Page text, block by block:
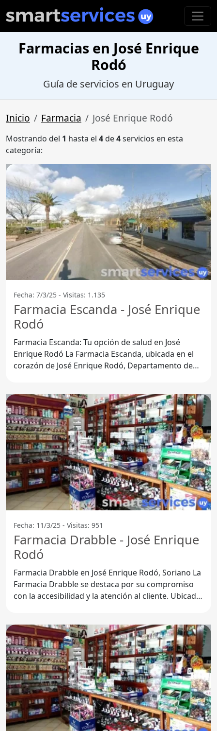
Farmacias en José Enrique
Rodó
Guía de servicios en Uruguay
Inicio Farmacia José Enrique Rodó
Mostrando del 1 hasta el 4de4servicios en esta
categoría:
Fecha: 7/3/25 - Visitas: 1.135
Farmacia Escanda - José Enrique
Rodó
Farmacia Escanda: Tu opción de salud en José
Enrique Rodó La Farmacia Escanda, ubicada en el
corazón de José Enrique Rodó, Departamento de
Fecha: 11/3/25 - Visitas: 951
Farmacia Drabble - José Enrique
Rodó
Farmacia Drabble en José Enrique Rodó, Soriano La
Farmacia Drabble se destaca por su compromiso
con la accesibilidad y la atención al cliente. Ubicada